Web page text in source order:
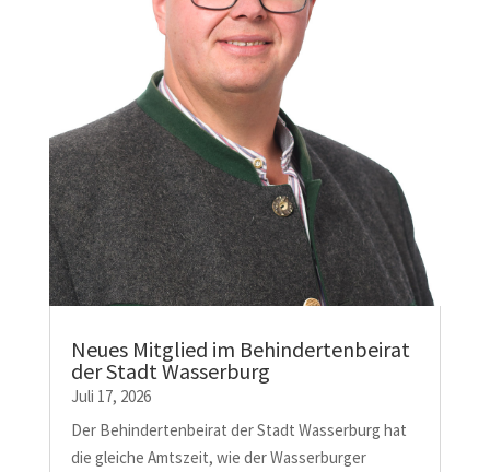
Neues Mitglied im Behindertenbeirat
der Stadt Wasserburg
Juli 17, 2026
Der Behindertenbeirat der Stadt Wasserburg hat
die gleiche Amtszeit, wie der Wasserburger